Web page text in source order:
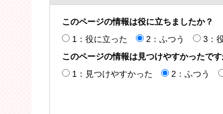
このページの情報は役に立ちましたか？
1：役に立った
2：ふつう
3：
このページの情報は見つけやすかったです
1：見つけやすかった
2：ふつう